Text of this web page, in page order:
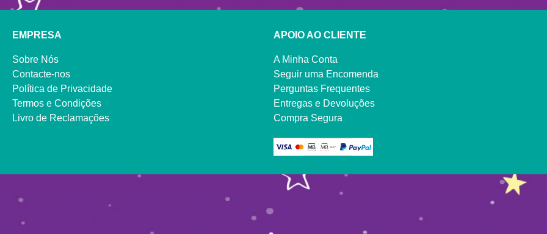
EMPRESA
Sobre Nós
Contacte-nos
Política de Privacidade
Termos e Condições
Livro de Reclamações
APOIO AO CLIENTE
A Minha Conta
Seguir uma Encomenda
Perguntas Frequentes
Entregas e Devoluções
Compra Segura